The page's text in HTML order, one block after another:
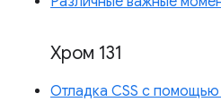
Хром 131
Отладка CSS с помощью